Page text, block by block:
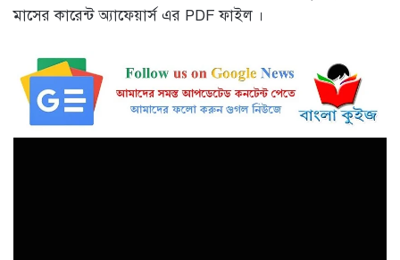
মাসের কারেন্ট অ্যাফেয়ার্স এর PDF ফাইল ।